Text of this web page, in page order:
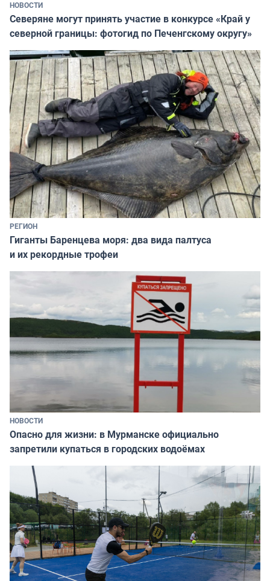
НОВОСТИ
Северяне могут принять участие в конкурсе «Край у
северной границы: фотогид по Печенгскому округу»
РЕГИОН
Гиганты Баренцева моря: два вида палтуса
и их рекордные трофеи
НОВОСТИ
Опасно для жизни: в Мурманске официально
запретили купаться в городских водоёмах